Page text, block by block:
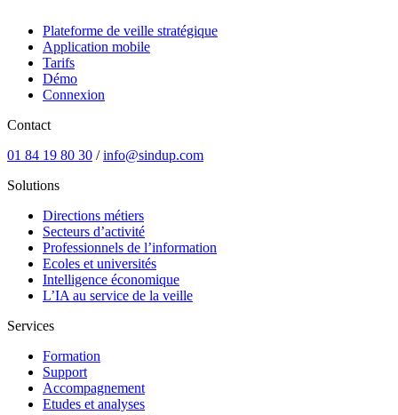
Plateforme de veille stratégique
Application mobile
Tarifs
Démo
Connexion
Contact
01 84 19 80 30 /info@sindup.com
Solutions
Directions métiers
Secteurs d’activité
Professionnels de l’information
Ecoles et universités
Intelligence économique
L’IA au service de la veille
Services
Formation
Support
Accompagnement
Etudes et analyses